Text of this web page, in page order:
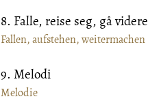
8. Falle, reise seg, gå videre
Fallen, aufstehen, weitermachen
9. Melodi
Melodie